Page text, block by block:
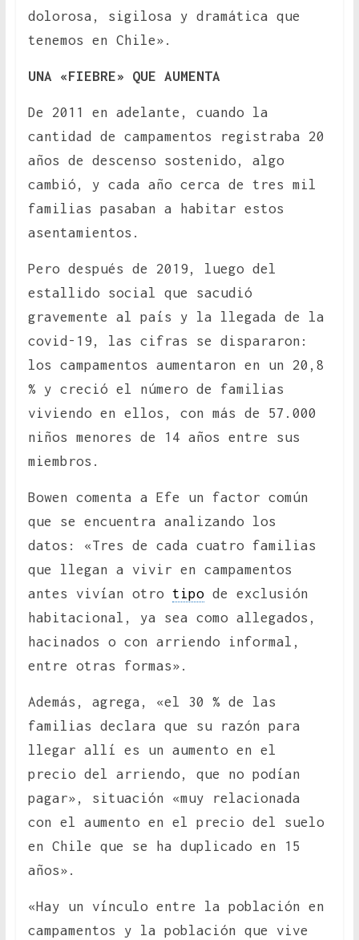
dolorosa, sigilosa y dramática que
tenemos en Chile».
UNA «FIEBRE» QUE AUMENTA
De 2011 en adelante, cuando la
cantidad de campamentos registraba 20
años de descenso sostenido, algo
cambió, y cada año cerca de tres mil
familias pasaban a habitar estos
asentamientos.
Pero después de 2019, luego del
estallido social que sacudió
gravemente al país y la llegada de la
covid-19, las cifras se dispararon:
los campamentos aumentaron en un 20,8
% y creció el número de familias
viviendo en ellos, con más de 57.000
niños menores de 14 años entre sus
miembros.
Bowen comenta a Efe un factor común
que se encuentra analizando los
datos: «Tres de cada cuatro familias
que llegan a vivir en campamentos
antes vivían otro tipode exclusión
habitacional, ya sea como allegados,
hacinados o con arriendo informal,
entre otras formas».
Además, agrega, «el 30 % de las
familias declara que su razón para
llegar allí es un aumento en el
precio del arriendo, que no podían
pagar», situación «muy relacionada
con el aumento en el precio del suelo
en Chile que se ha duplicado en 15
años».
«Hay un vínculo entre la población en
campamentos y la población que vive